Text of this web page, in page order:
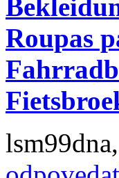
Roupas
lsm99dna,